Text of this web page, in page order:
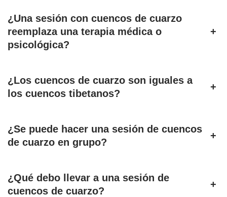
¿Una sesión con cuencos de cuarzo
reemplaza una terapia médica o
psicológica?
+
¿Los cuencos de cuarzo son iguales a
los cuencos tibetanos?
+
¿Se puede hacer una sesión de cuencos
de cuarzo en grupo?
+
¿Qué debo llevar a una sesión de
cuencos de cuarzo?
+